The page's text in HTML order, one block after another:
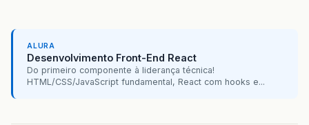
ALURA
Desenvolvimento Front-End React
Do primeiro componente à liderança técnica!
HTML/CSS/JavaScript fundamental, React com hooks e...